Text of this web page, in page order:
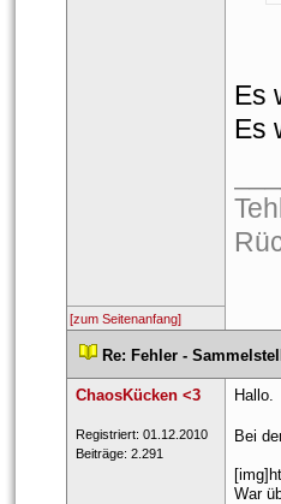
Es
Es
[zum Seitenanfang]
Re: Fehler -
ChaosKücken <3
Registriert: 01.12.2010
Beiträge: 2.291
Hallo.
Bei
War